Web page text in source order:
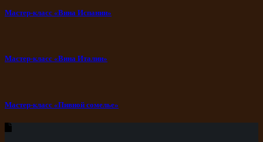
Мастер-класс «Вина Испании»
Мастер-класс «Вина Италии»
Мастер-класс «Пивной сомелье»